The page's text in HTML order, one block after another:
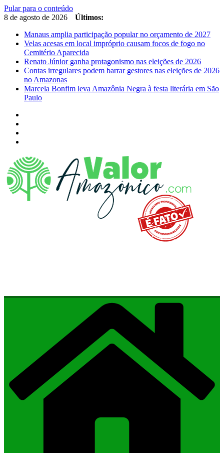
Pular para o conteúdo
8 de agosto de 2026
Últimos:
Manaus amplia participação popular no orçamento de 2027
Velas acesas em local impróprio causam focos de fogo no
Cemitério Aparecida
Renato Júnior ganha protagonismo nas eleições de 2026
Contas irregulares podem barrar gestores nas eleições de 2026
no Amazonas
Marcela Bonfim leva Amazônia Negra à festa literária em São
Paulo